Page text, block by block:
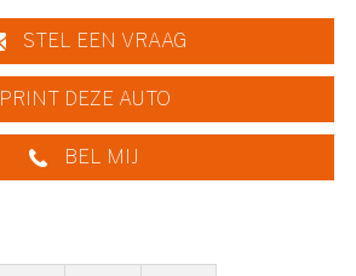
STEL EEN VRAAG
PRINT DEZE AUTO
BEL MIJ